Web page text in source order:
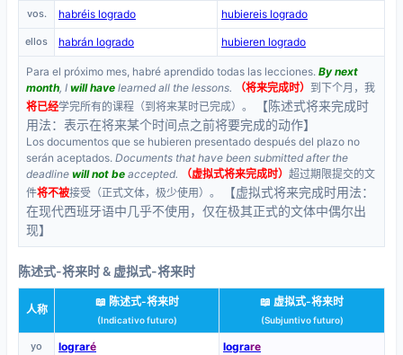
vos. habréis logrado hubiereis logrado
ellos habrán logrado hubieren logrado
Para el próximo mes, habré aprendido todas las lecciones. By next
month, I will have learned all the lessons. （将来完成时） 到下个月，我
将已经学完所有的课程（到将来某时已完成）。
【陈述式将来完成时
用法：表示在将来某个时间点之前将要完成的动作】
Los documentos que se hubieren presentado después del plazo no
serán aceptados. Documents that have been submitted after the
deadline will not be accepted. （虚拟式将来完成时） 超过期限提交的文
件将不被接受（正式文体，极少使用）。
【虚拟式将来完成时用法：
在现代西班牙语中几乎不使用，仅在极其正式的文体中偶尔出
现】
陈述式-将来时 & 虚拟式-将来时
人称
📖 陈述式-将来时
(Indicativo futuro)
📖 虚拟式-将来时
(Subjuntivo futuro)
yo lograré lograre